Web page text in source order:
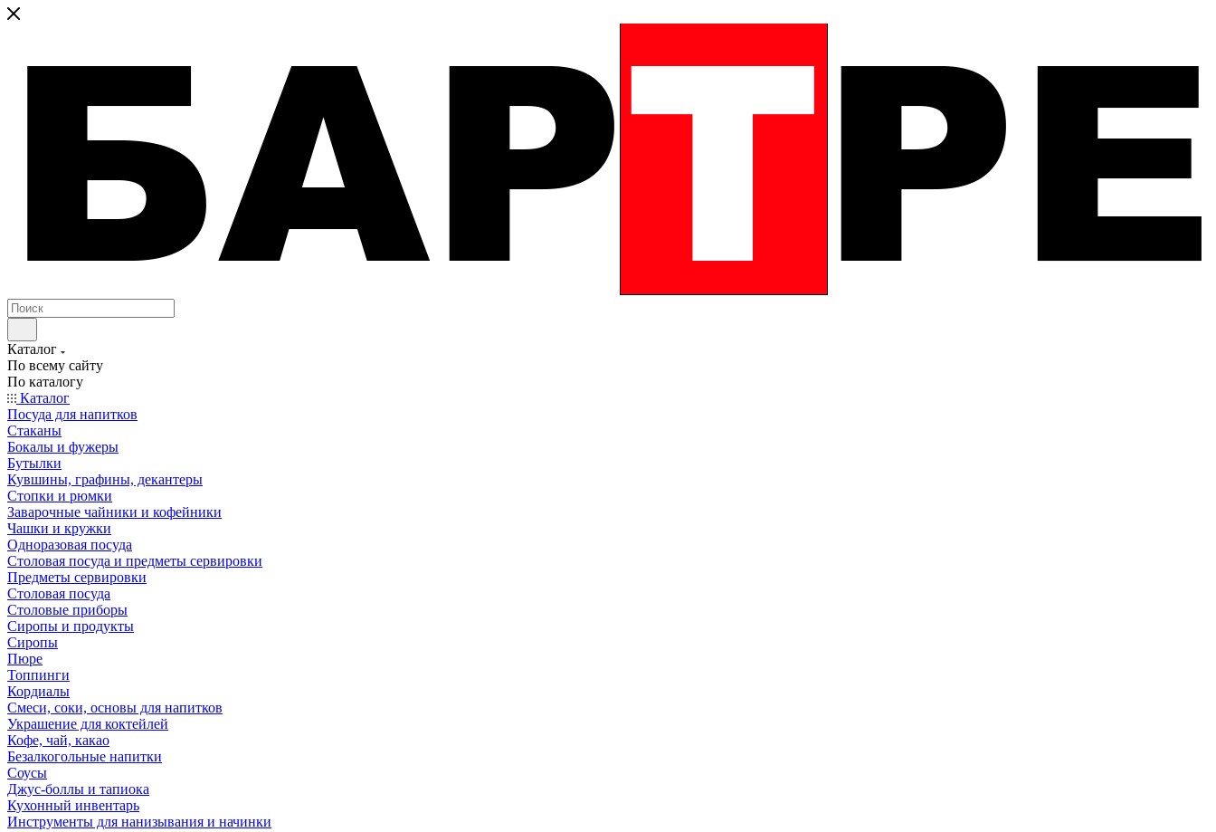
Каталог
По всему сайту
По каталогу
Каталог
Посуда для напитков
Стаканы
Бокалы и фужеры
Бутылки
Кувшины, графины, декантеры
Стопки и рюмки
Заварочные чайники и кофейники
Чашки и кружки
Одноразовая посуда
Столовая посуда и предметы сервировки
Предметы сервировки
Столовая посуда
Столовые приборы
Сиропы и продукты
Сиропы
Пюре
Топпинги
Кордиалы
Смеси, соки, основы для напитков
Украшение для коктейлей
Кофе, чай, какао
Безалкогольные напитки
Соусы
Джус-боллы и тапиока
Кухонный инвентарь
Инструменты для нанизывания и начинки